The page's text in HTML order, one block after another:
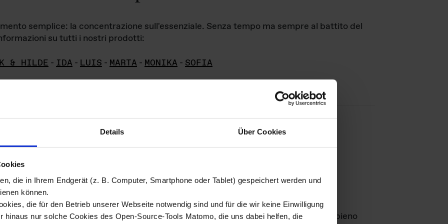
Details Über Cookies
die in Ihrem Endgerät (z. B. Computer, Smartphone oder Tablet) gespeichert werden und
können.
die für den Betrieb unserer Webseite notwendig sind und für die wir keine Einwilligung
hinaus nur solche Cookies des Open-Source-Tools Matomo, die uns dabei helfen, die
semplice: la concentrazione sull'essenziale. Senza tempo ma sempre al battito del
su tutti i nostri prodotti:
& HILDE - IDA - LUIS - MARTA - MONIKA - SOFIA
di immagini
materiale fotografico sono detenuti daDas ganze LebenGmbH e rimangono in pieno